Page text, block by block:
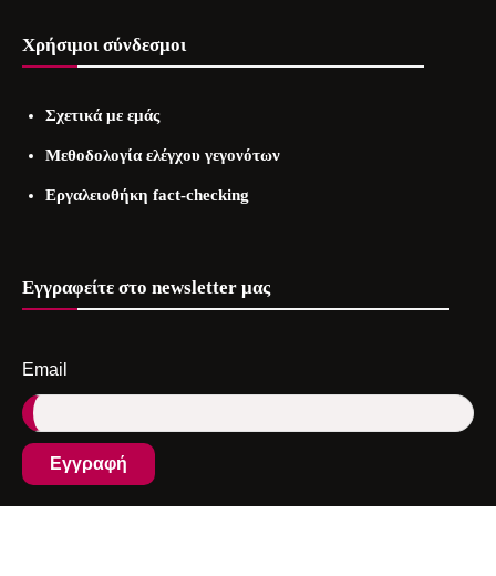
Χρήσιμοι σύνδεσμοι
Σχετικά με εμάς
Μεθοδολογία ελέγχου γεγονότων
Εργαλειοθήκη fact-checking
Εγγραφείτε στo newsletter μας
Email